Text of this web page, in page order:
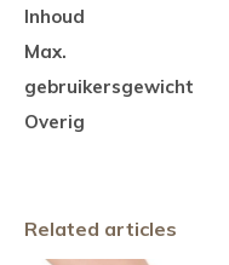
Inhoud
Max.
gebruikersgewicht
Overig
Related articles